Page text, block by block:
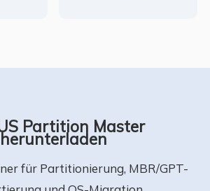
Partition Master
herunterladen
für Partitionierung, MBR/GPT-